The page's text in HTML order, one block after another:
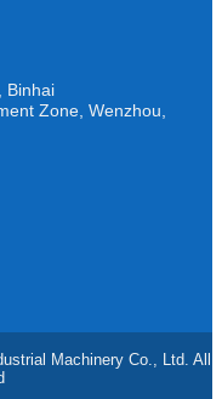
Binhai
Zone, Wenzhou,
Machinery Co., Ltd. All